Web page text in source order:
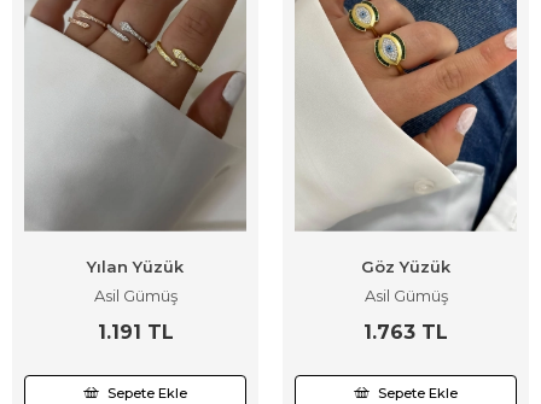
Yılan Yüzük
Asil Gümüş
1.191 TL
Sepete Ekle
Göz Yüzük
Asil Gümüş
1.763 TL
Sepete Ekle